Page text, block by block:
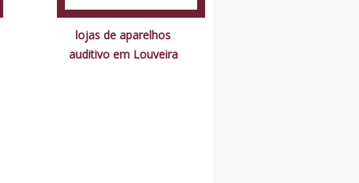
lojas de aparelhos
auditivo em Louveira